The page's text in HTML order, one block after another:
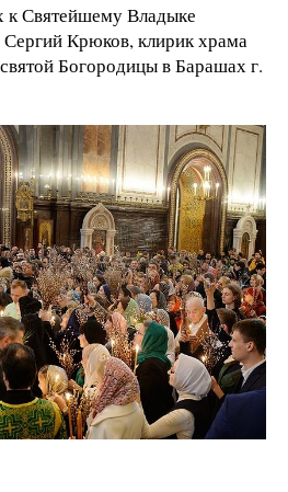
к Святейшему Владыке
Сергий Крюков, клирик храма
Богородицы в Барашах г.